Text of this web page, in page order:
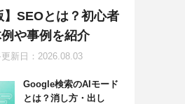
】SEOとは？初心者
や事例を紹介
新日：2026.08.03
Google検索のAIモード
とは？消し方・出し